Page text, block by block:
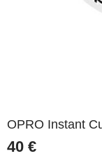
OPRO Instant
40 €